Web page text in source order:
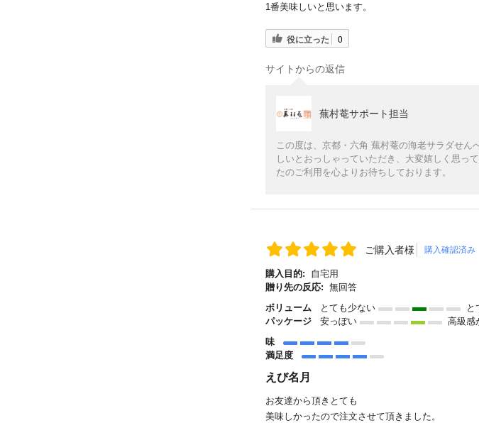
1番美味しいと思います。
役に立った 0
サイトからの返信
蕪村菴サポート担当
この度は、京都・六角 蕪村菴の海老サラダせ
しいとおっしゃっていただき、大変嬉しく思っ
たのご利用を心よりお待ちしております。
ご購入者様 購入確認済み
購入目的:
自宅用
贈り先の反応: 無回答
ボリューム
とても少ない
と
パッケージ
安っぽい
高級感
味
満足度
えび名月
お友達から頂きとても
美味しかったので注文させて頂きました。